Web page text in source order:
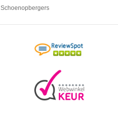
Schoenopbergers